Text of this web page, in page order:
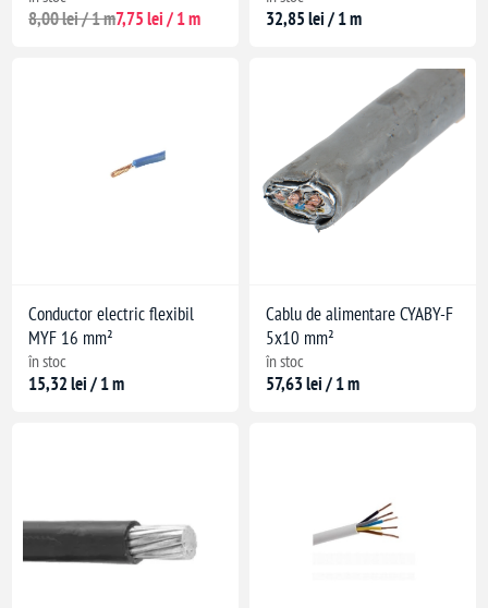
8,00 lei / 1 m7,75 lei / 1 m 32,85 lei / 1 m
Conductor electric flexibil
MYF 16 mm²
în stoc
15,32 lei / 1 m
Cablu de alimentare CYABY-F
5x10 mm²
în stoc
57,63 lei / 1 m